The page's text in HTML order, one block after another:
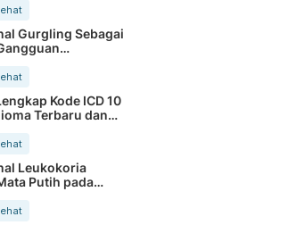
Gurgling Sebagai
Kode ICD 10
Terbaru dan
Leukokoria
Putih pada